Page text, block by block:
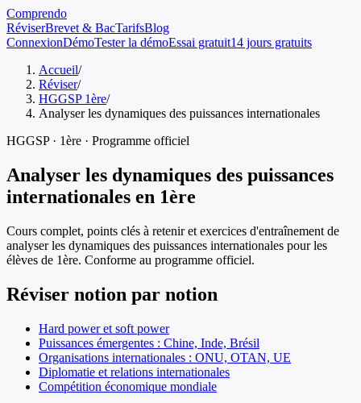
Comprendo
RéviserBrevet & BacTarifsBlog
ConnexionDémoTester la démoEssai gratuit14 jours gratuits
Accueil/
Réviser/
HGGSP 1ère/
Analyser les dynamiques des puissances internationales
HGGSP· 1ère · Programme officiel
Analyser les dynamiques des puissances
internationales en 1ère
Cours complet, points clés à retenir et exercices d'entraînement de
analyser les dynamiques des puissances internationales pour les
élèves de 1ère. Conforme au programme officiel.
Réviser notion par notion
Hard power et soft power
Puissances émergentes : Chine, Inde, Brésil
Organisations internationales : ONU, OTAN, UE
Diplomatie et relations internationales
Compétition économique mondiale